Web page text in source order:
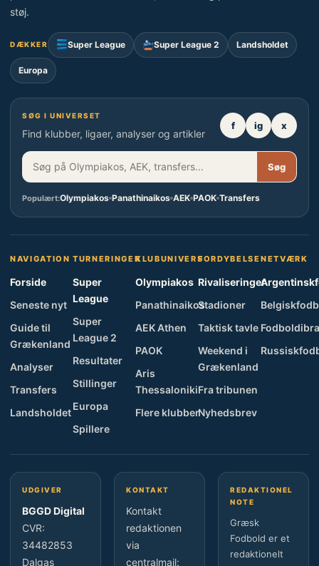
støj.
DÆKKER Super League Super League 2 Landsholdet
Europa
SØG I UNIVERSET
Find klubber, ligaer, analyser og artikler
f ig x
Søg
Populært:Olympiakos Panathinaikos AEK PAOK Transfers
NAVIGATION
Forside
Seneste nyt
Guide til
Grækenland
Analyser
Transfers
Landsholdet
TURNERINGER
Super
League
Super
League 2
Resultater
Stillinger
Europa
Spillere
KLUBUNIVERS
Olympiakos
Panathinaikos
AEK Athen
PAOK
Aris
Thessaloniki
Flere klubber
FORDYBELSE
Rivaliseringer
Stadioner
Taktisk tavle
Weekend i
Grækenland
Fra tribunen
Nyhedsbrev
NETVÆRK
UDGIVER
BGGD Digital
CVR:
34482853
Dalgas
KONTAKT
Kontakt
redaktionen
via
centralmail:
REDAKTIONEL
NOTE
Græsk
Fodbold er et
redaktionelt